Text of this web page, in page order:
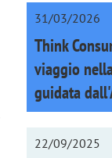
31/03/2026
Think
viaggio
guidata
22/09/2025